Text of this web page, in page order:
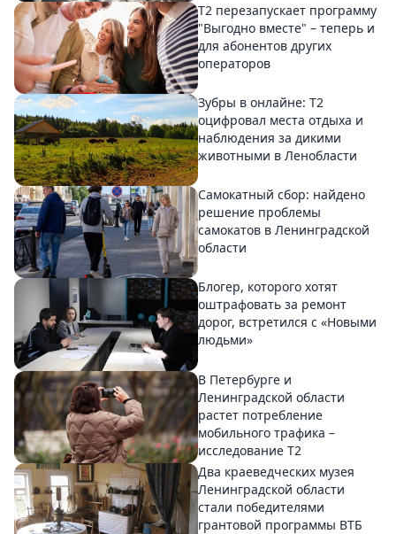
Т2 перезапускает программу
"Выгодно вместе" – теперь и
для абонентов других
операторов
Зубры в онлайне: Т2
оцифровал места отдыха и
наблюдения за дикими
животными в Ленобласти
Самокатный сбор: найдено
решение проблемы
самокатов в Ленинградской
области
Блогер, которого хотят
оштрафовать за ремонт
дорог, встретился с «Новыми
людьми»
В Петербурге и
Ленинградской области
растет потребление
мобильного трафика –
исследование T2
Два краеведческих музея
Ленинградской области
стали победителями
грантовой программы ВТБ